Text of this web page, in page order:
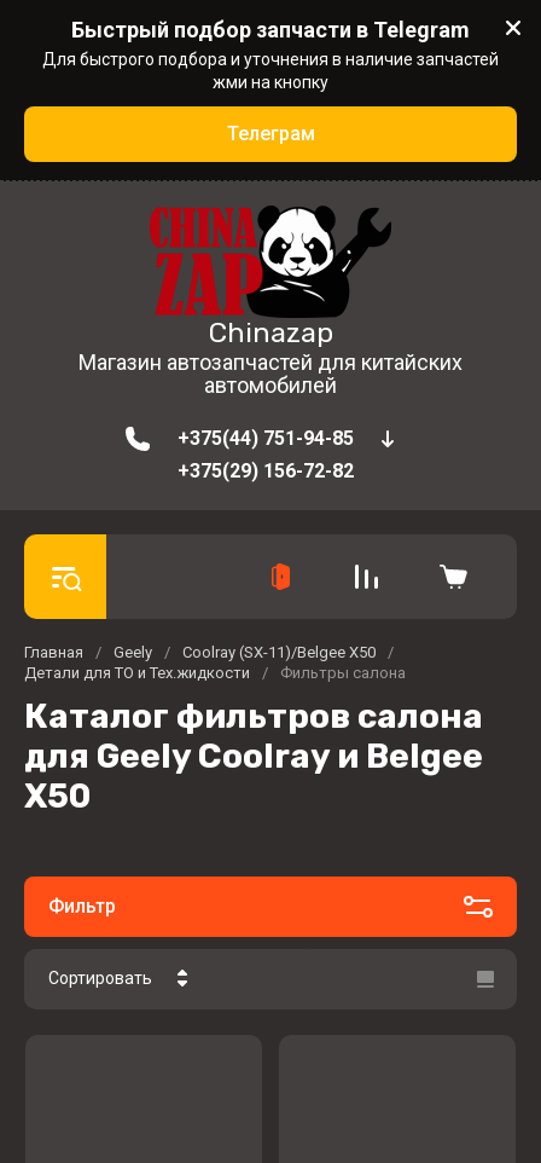
Быстрый подбор запчасти в Telegram
Для быстрого подбора и уточнения в наличие запчастей
жми на кнопку
Телеграм
Chinazap
Магазин автозапчастей для китайских
автомобилей
+375(44) 751-94-85
+375(29) 156-72-82
Главная / Geely / Coolray (SX-11)/Belgee X50
/
Детали для ТО и Тех.жидкости
/ Фильтры салона
Каталог фильтров салона
для Geely Coolray и Belgee
X50
Фильтр
Сортировать